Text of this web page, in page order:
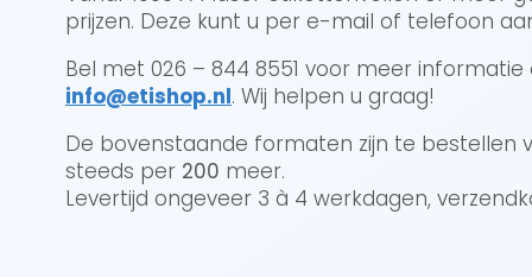
prijzen. Deze kunt u per e-mail of telefoon
Bel met 026 – 844 8551 voor meer
info@etishop.nl. Wij helpen u graag!
De bovenstaande formaten zijn te bestellen
steeds per 200 meer.
Levertijd ongeveer 3 à 4 werkdagen,